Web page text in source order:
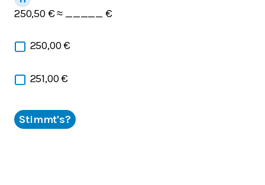
250,50 € ≈ _____ €
250,00 €
251,00 €
Stimmt's?